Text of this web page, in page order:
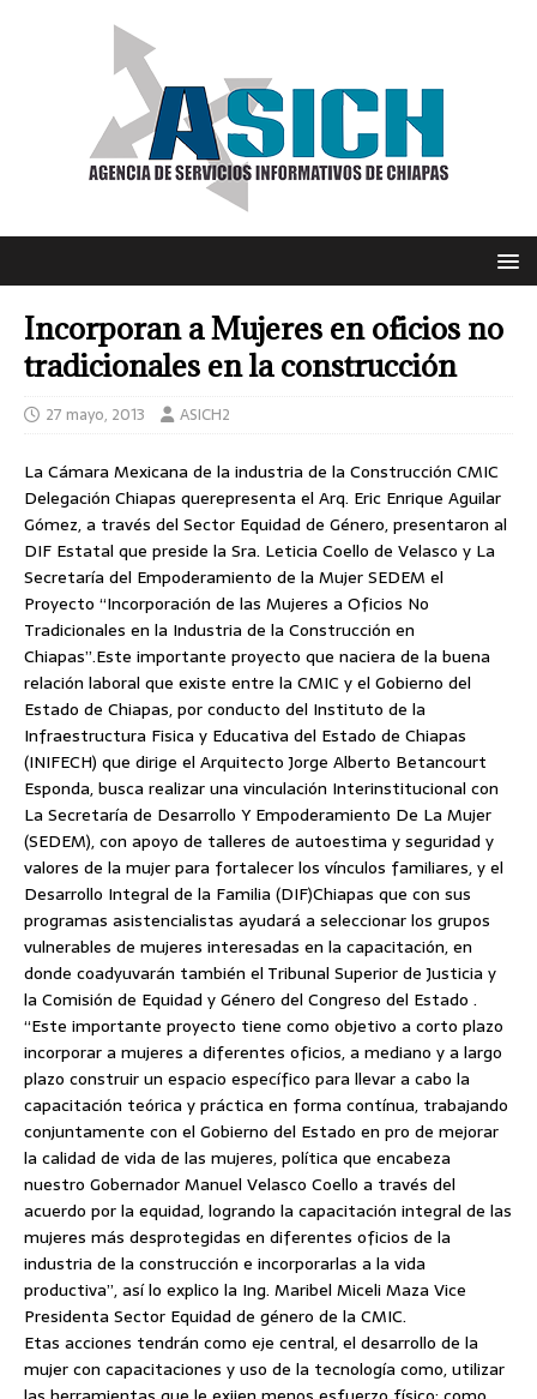
Incorporan a Mujeres en oficios no
tradicionales en la construcción
27 mayo, 2013 ASICH2
La Cámara Mexicana de la industria de la Construcción CMIC
Delegación Chiapas querepresenta el Arq. Eric Enrique Aguilar
Gómez, a través del Sector Equidad de Género, presentaron al
DIF Estatal que preside la Sra. Leticia Coello de Velasco y La
Secretaría del Empoderamiento de la Mujer SEDEM el
Proyecto “Incorporación de las Mujeres a Oficios No
Tradicionales en la Industria de la Construcción en
Chiapas”.Este importante proyecto que naciera de la buena
relación laboral que existe entre la CMIC y el Gobierno del
Estado de Chiapas, por conducto del Instituto de la
Infraestructura Fisica y Educativa del Estado de Chiapas
(INIFECH) que dirige el Arquitecto Jorge Alberto Betancourt
Esponda, busca realizar una vinculación Interinstitucional con
La Secretaría de Desarrollo Y Empoderamiento De La Mujer
(SEDEM), con apoyo de talleres de autoestima y seguridad y
valores de la mujer para fortalecer los vínculos familiares, y el
Desarrollo Integral de la Familia (DIF)Chiapas que con sus
programas asistencialistas ayudará a seleccionar los grupos
vulnerables de mujeres interesadas en la capacitación, en
donde coadyuvarán también el Tribunal Superior de Justicia y
la Comisión de Equidad y Género del Congreso del Estado .
“Este importante proyecto tiene como objetivo a corto plazo
incorporar a mujeres a diferentes oficios, a mediano y a largo
plazo construir un espacio específico para llevar a cabo la
capacitación teórica y práctica en forma contínua, trabajando
conjuntamente con el Gobierno del Estado en pro de mejorar
la calidad de vida de las mujeres, política que encabeza
nuestro Gobernador Manuel Velasco Coello a través del
acuerdo por la equidad, logrando la capacitación integral de las
mujeres más desprotegidas en diferentes oficios de la
industria de la construcción e incorporarlas a la vida
productiva”, así lo explico la Ing. Maribel Miceli Maza Vice
Presidenta Sector Equidad de género de la CMIC.
Etas acciones tendrán como eje central, el desarrollo de la
mujer con capacitaciones y uso de la tecnología como, utilizar